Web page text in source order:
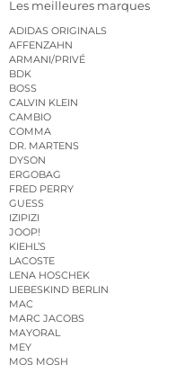
Les meilleures marques
ADIDAS ORIGINALS
AFFENZAHN
ARMANI/PRIVÉ
BDK
BOSS
CALVIN KLEIN
CAMBIO
COMMA
DR. MARTENS
DYSON
ERGOBAG
FRED PERRY
GUESS
IZIPIZI
JOOP!
KIEHL’S
LACOSTE
LENA HOSCHEK
LIEBESKIND BERLIN
MAC
MARC JACOBS
MAYORAL
MEY
MOS MOSH